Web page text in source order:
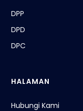
DPP
DPD
DPC
HALAMAN
Hubungi Kami